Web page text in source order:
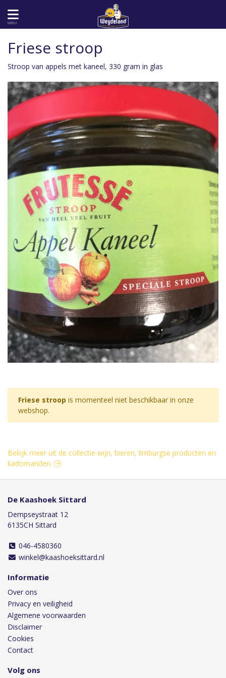
MENU
Friese stroop
Stroop van appels met kaneel, 330 gram in glas
Friese stroop is momenteel niet beschikbaar in onze
webshop.
Bekijk meer uit de collectie wijn, bieren, limburgse producten en
kadomanden.
De Kaashoek Sittard
Dempseystraat 12
6135CH Sittard
046-4580360
winkel@kaashoeksittard.nl
Informatie
Over ons
Privacy en veiligheid
Algemene voorwaarden
Disclaimer
Cookies
Contact
Volg ons